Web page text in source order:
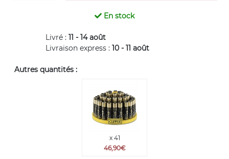
En stock
Livré : 11 - 14 août
Livraison express : 10 - 11 août
Autres quantités :
x 41
46,90€